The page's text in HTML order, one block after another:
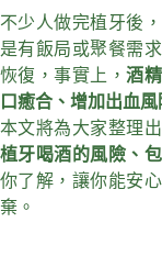
不少人做完植牙後
是有飯局或聚餐需
恢復，事實上，酒
口癒合、增加出血風
本文將為大家整理出
植牙喝酒的風險、
你了解，讓你能安
棄。